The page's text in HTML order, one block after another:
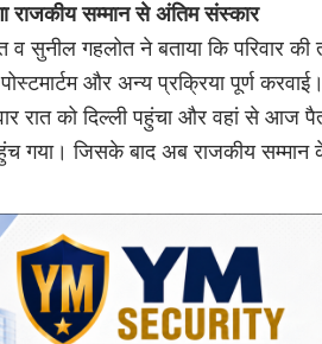
राजकीय सम्मान से अंतिम संस्कार
व सुनील गहलोत ने बताया कि परिवार
और अन्य प्रक्रिया पूर्ण
रात को दिल्ली पहुंचा और वहां से आज
गया। जिसके बाद अब राजकीय